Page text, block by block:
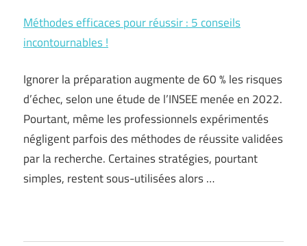
Méthodes efficaces pour réussir : 5 conseils
incontournables !
Ignorer la préparation augmente de 60 % les risques
d’échec, selon une étude de l’INSEE menée en 2022.
Pourtant, même les professionnels expérimentés
négligent parfois des méthodes de réussite validées
par la recherche. Certaines stratégies, pourtant
simples, restent sous-utilisées alors …